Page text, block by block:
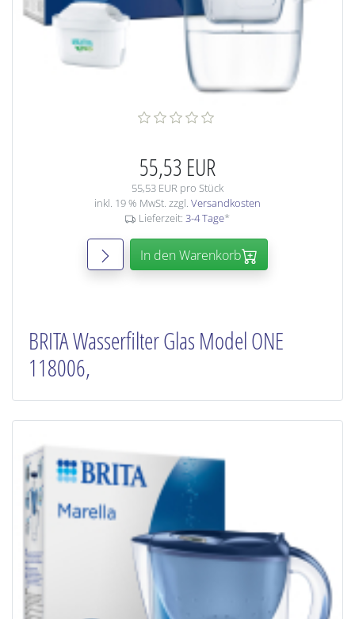
55,53 EUR
55,53 EUR pro Stück
inkl. 19 % MwSt. zzgl. Versandkosten
Lieferzeit: 3-4 Tage*
In den Warenkorb
BRITA Wasserfilter Glas Model ONE
118006,